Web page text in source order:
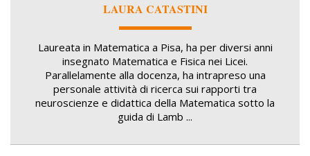
LAURA CATASTINI
Laureata in Matematica a Pisa, ha per diversi anni
insegnato Matematica e Fisica nei Licei.
Parallelamente alla docenza, ha intrapreso una
personale attività di ricerca sui rapporti tra
neuroscienze e didattica della Matematica sotto la
guida di Lamb ...